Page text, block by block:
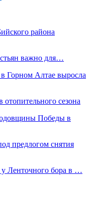
района
важно для…
Горном Алтае выросла
сезона
Победы в
предлогом снятия
Ленточного бора в …